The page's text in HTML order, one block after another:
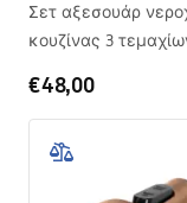
Σετ αξεσουάρ
κουζίνας 3
€48,00